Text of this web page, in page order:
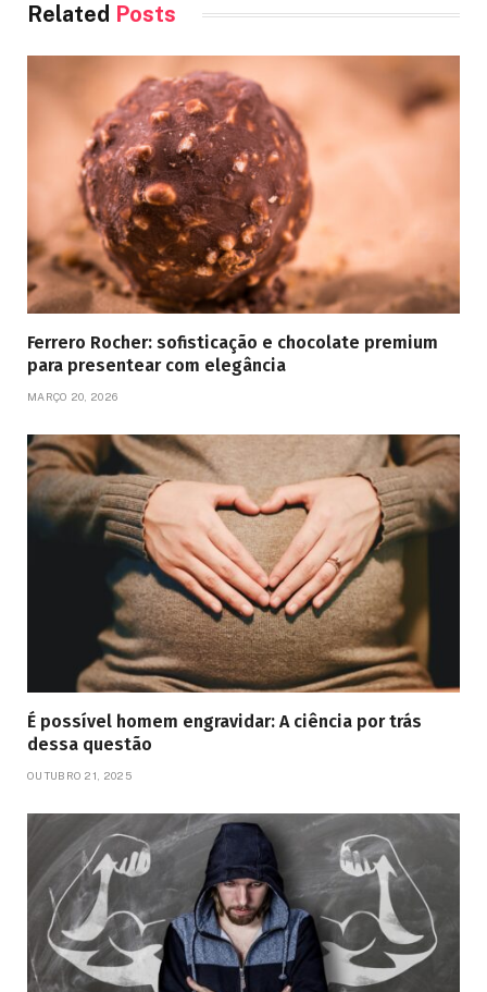
Related Posts
Ferrero Rocher: sofisticação e chocolate premium
para presentear com elegância
MARÇO 20, 2026
É possível homem engravidar: A ciência por trás
dessa questão
OUTUBRO 21, 2025